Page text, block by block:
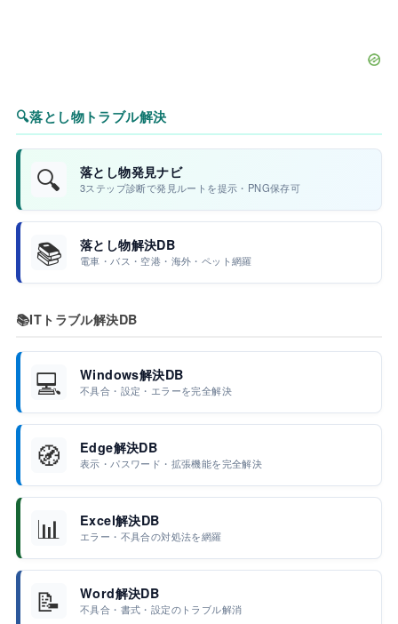
🔍落とし物トラブル解決
🔍 落とし物発見ナビ
3ステップ診断で発見ルートを提示・PNG保存可
📚 落とし物解決DB
電車・バス・空港・海外・ペット網羅
📚ITトラブル解決DB
💻 Windows解決DB
不具合・設定・エラーを完全解決
🧭 Edge解決DB
表示・パスワード・拡張機能を完全解決
📊 Excel解決DB
エラー・不具合の対処法を網羅
📝 Word解決DB
不具合・書式・設定のトラブル解消